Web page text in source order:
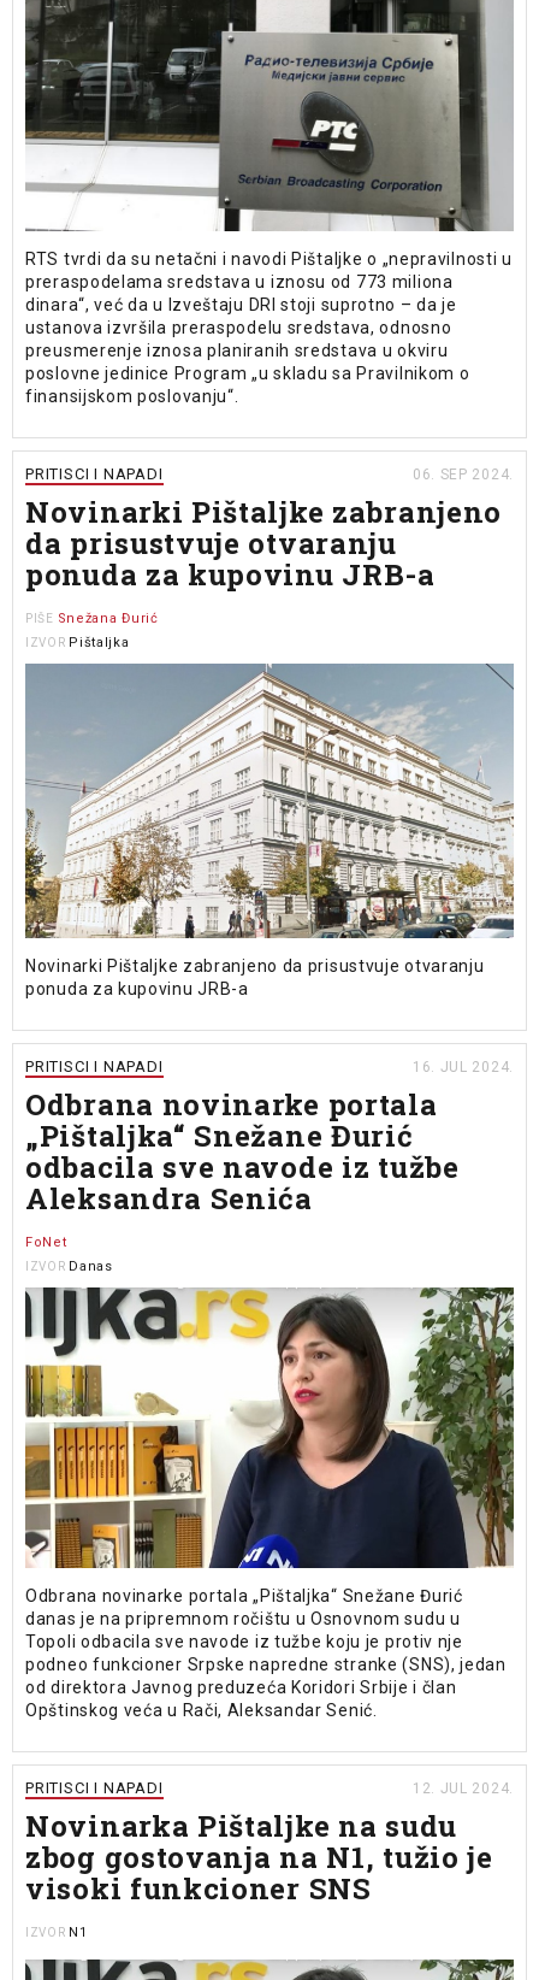
RTS tvrdi da su netačni i navodi Pištaljke o „nepravilnosti u
preraspodelama sredstava u iznosu od 773 miliona
dinara“, već da u Izveštaju DRI stoji suprotno – da je
ustanova izvršila preraspodelu sredstava, odnosno
preusmerenje iznosa planiranih sredstava u okviru
poslovne jedinice Program „u skladu sa Pravilnikom o
finansijskom poslovanju“.
PRITISCI I NAPADI 06. SEP 2024.
Novinarki Pištaljke zabranjeno
da prisustvuje otvaranju
ponuda za kupovinu JRB-a
PIŠE Snežana Đurić
IZVOR Pištaljka
Novinarki Pištaljke zabranjeno da prisustvuje otvaranju
ponuda za kupovinu JRB-a
PRITISCI I NAPADI 16. JUL 2024.
Odbrana novinarke portala
„Pištaljka“ Snežane Đurić
odbacila sve navode iz tužbe
Aleksandra Senića
FoNet
IZVOR Danas
Odbrana novinarke portala „Pištaljka“ Snežane Đurić
danas je na pripremnom ročištu u Osnovnom sudu u
Topoli odbacila sve navode iz tužbe koju je protiv nje
podneo funkcioner Srpske napredne stranke (SNS), jedan
od direktora Javnog preduzeća Koridori Srbije i član
Opštinskog veća u Rači, Aleksandar Senić.
PRITISCI I NAPADI 12. JUL 2024.
Novinarka Pištaljke na sudu
zbog gostovanja na N1, tužio je
visoki funkcioner SNS
IZVOR N1